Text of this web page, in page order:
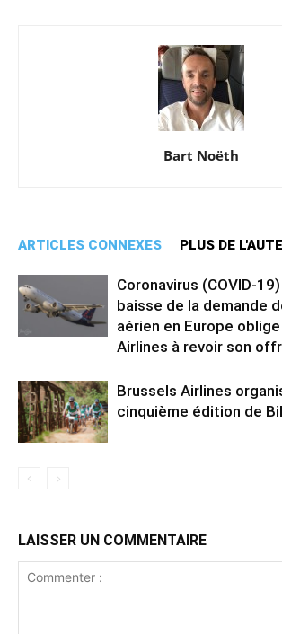
Bart Noëth
ARTICLES CONNEXES PLUS DE
Coronavirus (COVID-
baisse de la demande
aérien en Europe
Airlines à revoir son
Brussels Airlines
cinquième édition de
LAISSER UN COMMENTAIRE